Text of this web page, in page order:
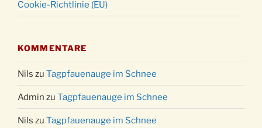
Cookie-Richtlinie (EU)
KOMMENTARE
Nils zu Tagpfauenauge im Schnee
Admin zu Tagpfauenauge im Schnee
Nils zu Tagpfauenauge im Schnee